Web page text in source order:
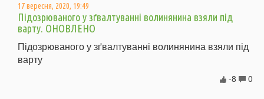
17 вересня, 2020, 19:49
Підозрюваного у зґвалтуванні волинянина взяли під
варту. ОНОВЛЕНО
Підозрюваного у зґвалтуванні волинянина взяли під
варту
0
-8